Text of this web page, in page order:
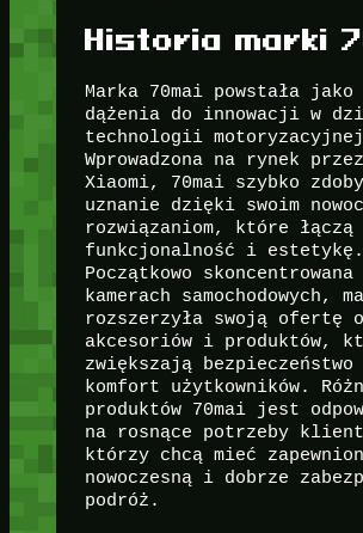
Historia marki
Marka 70mai powstała
dążenia do innowacji w
technologii
Wprowadzona na rynek
Xiaomi, 70mai szybko
uznanie dzięki swoim
rozwiązaniom, które łączą
funkcjonalność i estetykę.
Początkowo skoncentrowana
kamerach samochodowych,
rozszerzyła swoją ofertę
akcesoriów i produktów,
zwiększają
komfort użytkowników.
produktów 70mai jest
na rosnące potrzeby
którzy chcą mieć
nowoczesną i dobrze
podróż.